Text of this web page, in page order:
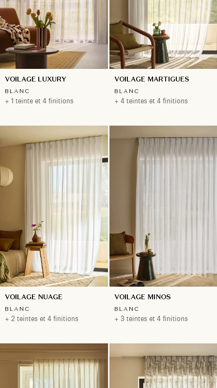
VOILAGE LUXURY
BLANC
+ 1 teinte et 4 finitions
VOILAGE MARTIGUES
BLANC
+ 4 teintes et 4 finitions
VOILAGE NUAGE
BLANC
+ 2 teintes et 4 finitions
VOILAGE MINOS
BLANC
+ 3 teintes et 4 finitions